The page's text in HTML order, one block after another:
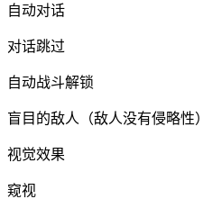
自动对话
对话跳过
自动战斗解锁
盲目的敌人（敌人没有侵略性）
视觉效果
窥视